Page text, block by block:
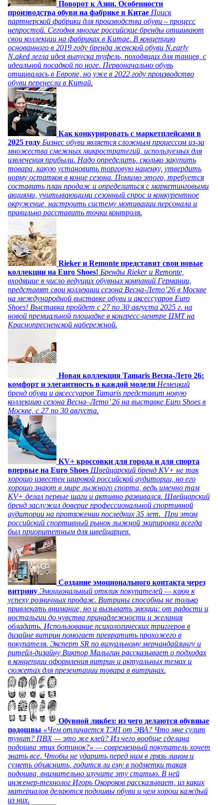
Поворот к Азии. Особенности
производства обуви на фабрике в Китае Поиск
партнерской фабрики для производства обуви – процесс
непростой. Сегодня многие российские бренды отшивают
свои коллекции на фабриках в Китае. В концепцию
основанного в 2019 году бренда женской обуви N.early
N.aked легла идея выпуска туфель, походящих для танцев, с
идеальной посадкой по ноге. Первоначально обувь
отшивалась в Европе, но уже в 2022 году производство
обуви перенесли в Китай.
Как конкурировать с маркетплейсами в
2025 году Бизнес обуви является сложным процессом из-за
множества смежных микростратегий, используемых для
извлечения прибыли. Надо определить, сколько закупить
товара, какую установить торговую наценку, утвердить
норму остатков в конце сезона. Помимо этого, требуется
составить план продаж и определиться с маркетинговыми
акциями, учитывающими сезонный спрос и конкурентное
окружение, настроить систему мотивации персонала и
правильно расставить точки контроля.
Rieker и Remonte представят свои новые
коллекции на Euro Shoes! Бренды Rieker и Remonte,
входящие в число ведущих обувных компаний Германии,
представят свои коллекции сезона Весна-Лето’26 в Москве
на международной выставке обуви и аксессуаров Euro
Shoes! Выставка пройдет c 27 по 30 августа 2025 г. на
новой премиальной площадке в конгресс-центре ЦМТ на
Краснопресненской набережной.
Новая коллекция Tamaris Весна-Лето 26:
комфорт и элегантность в каждой модели Немецкий
бренд обуви и аксессуаров Tamaris представит новую
коллекцию сезона Весна–Лето’ 26 на выставке Euro Shoes в
Москве, с 27 по 30 августа.
KV+ кроссовки для города и для спорта
впервые на Euro Shoes Швейцарский бренд KV+ не так
хорошо известен широкой российской аудитории, но его
хорошо знают в мире лыжного спорта, ведь именно там
KV+ делал первые шаги и активно развивался. Швейцарский
бренд заслужил доверие профессиональной спортивной
аудитории на протяжении последних 35 лет. При этом
российский спортивный рынок лыжной экипировки всегда
был приоритетным для швейцарцев.
Создание эмоционального контакта через
витрину Эмоциональный отклик покупателей — ключ к
успеху розничных продаж. Витрины способны не только
привлекать внимание, но и вызывать эмоции: от радости и
ностальгии до чувства принадлежности и желания
обладать. Использование психологических триггеров в
дизайне витрин помогает превратить прохожего в
покупателя. Эксперт SR по визуальному мерчандайзингу и
ритейл-дизайну Виктор Малыгин рассказывает о подходах
в концепции оформления витрин и актуальных темах и
сюжетах для презентации товара в витринах.
Обувной ликбез: из чего делаются обувные
подошвы «Чем отличается ТЭП от ЭВА? Что мне сулит
тунит? ПВХ — это же клей? Из чего вообще сделана
подошва этих ботинок?» — современный покупатель хочет
знать все. Чтобы не ударить перед ним в грязь лицом и
суметь объяснить, годится ли ему в подметки такая
подошва, внимательно изучите эту статью. В ней
инженер-технолог Игорь Окороков рассказывает, из каких
материалов делаются подошвы обуви и чем хорош каждый
из них.